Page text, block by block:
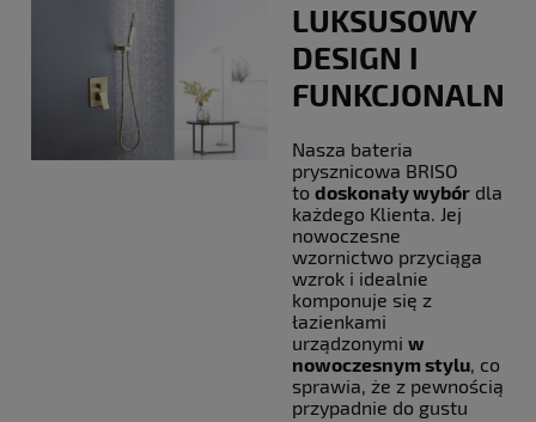
LUKSUSOWY
DESIGN I
Nasza bateria
prysznicowa BRISO
to doskonały wybór dla
każdego Klienta. Jej
nowoczesne
wzornictwo przyciąga
wzrok i idealnie
komponuje się z
łazienkami
urządzonymi w
nowoczesnym stylu, co
sprawia, że z pewnością
przypadnie do gustu